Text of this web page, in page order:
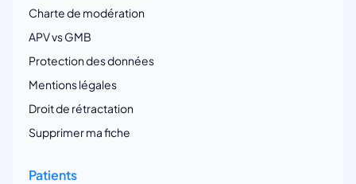
Charte de modération
APV vs GMB
Protection des données
Mentions légales
Droit de rétractation
Supprimer ma fiche
Patients